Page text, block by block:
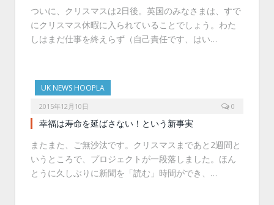
ついに、クリスマスは2日後。英国のみなさまは、すで
にクリスマス休暇に入られていることでしょう。わた
しはまだ仕事を終えらず（自己責任です、はい…
UK NEWS HOOPLA
2015年12月10日 0
幸福は寿命を延ばさない！という新事実
またまた、ご無沙汰です。クリスマスまであと2週間と
いうところで、プロジェクトが一段落しました。ほん
とうに久しぶりに新聞を「読む」時間ができ、…